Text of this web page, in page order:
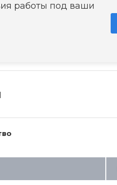
работы под ваши